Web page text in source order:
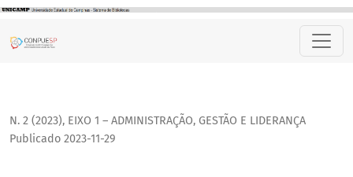
Implantação e estruturação da unidade de controle interno
N. 2 (2023), EIXO 1 – ADMINISTRAÇÃO, GESTÃO E LIDERANÇA
Publicado 2023-11-29